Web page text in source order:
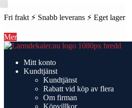
Fri frakt ⚡ Snabb leverans ⚡ Eget lager
Mer
Hoppa
navigering
Hoppa
innehållMitt konto
Kundtjänst
Kundtjänst
Rabatt vid köp av flera
Om firman
Köpvillkor